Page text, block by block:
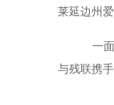
莱延边州
一
与残联携